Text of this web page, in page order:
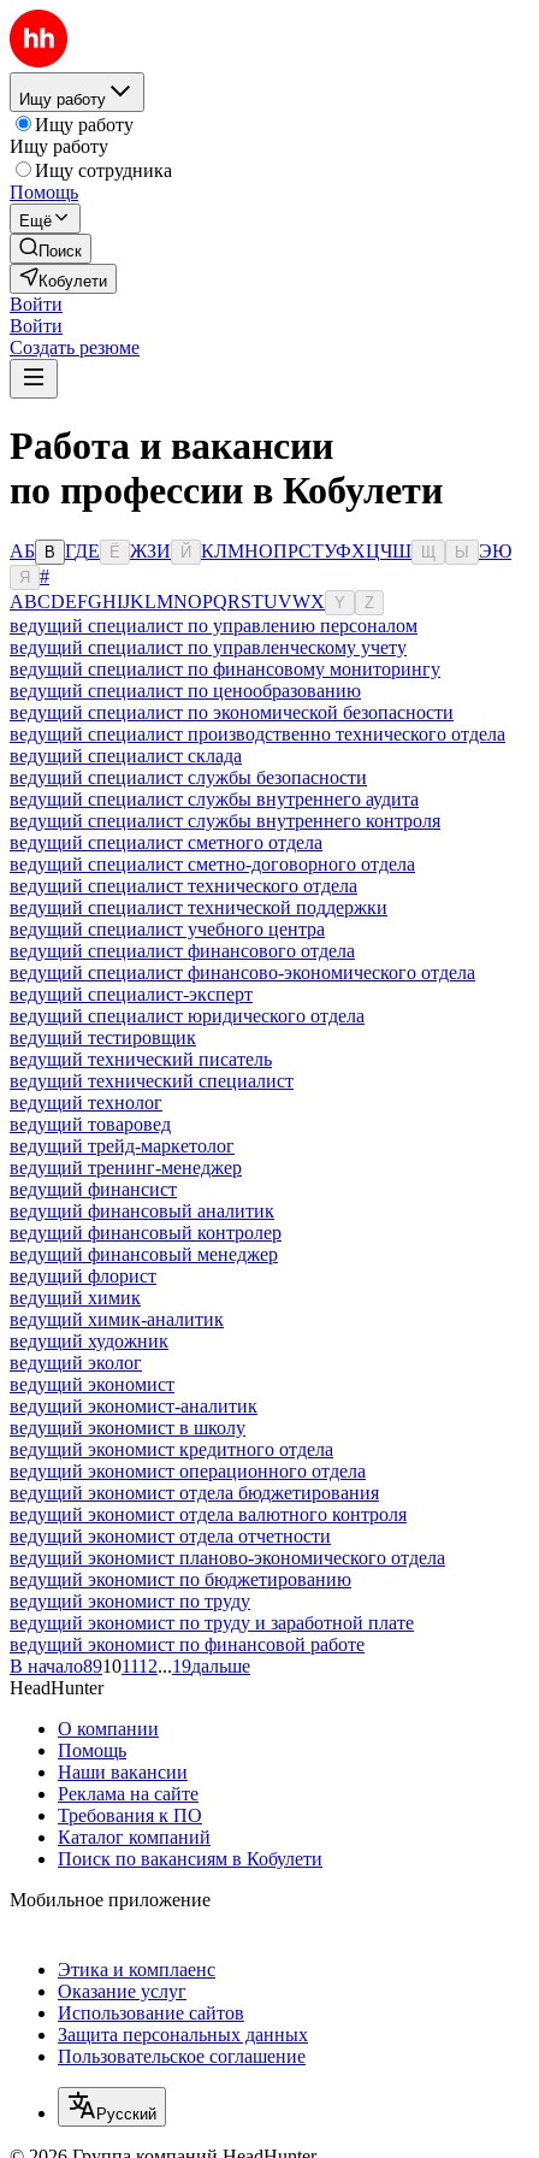
Ищу работу
Ищу работу
Ищу работу
Ищу сотрудника
Помощь
Ещё
Поиск
Кобулети
Войти
Войти
Создать резюме
Работа и вакансии
по профессии в Кобулети
АБ В ГДЕ Ё ЖЗИ Й КЛМНОПРСТУФХЦЧШ Ы ЭЮ
Я
#
ABCDEFGHIJKLMNOPQRSTUVWX Y Z
ведущий специалист по управлению персоналом
ведущий специалист по управленческому учету
ведущий специалист по финансовому мониторингу
ведущий специалист по ценообразованию
ведущий специалист по экономической безопасности
ведущий специалист производственно технического отдела
ведущий специалист склада
ведущий специалист службы безопасности
ведущий специалист службы внутреннего аудита
ведущий специалист службы внутреннего контроля
ведущий специалист сметного отдела
ведущий специалист сметно-договорного отдела
ведущий специалист технического отдела
ведущий специалист технической поддержки
ведущий специалист учебного центра
ведущий специалист финансового отдела
ведущий специалист финансово-экономического отдела
ведущий специалист-эксперт
ведущий специалист юридического отдела
ведущий тестировщик
ведущий технический писатель
ведущий технический специалист
ведущий технолог
ведущий товаровед
ведущий трейд-маркетолог
ведущий тренинг-менеджер
ведущий финансист
ведущий финансовый аналитик
ведущий финансовый контролер
ведущий финансовый менеджер
ведущий флорист
ведущий химик
ведущий химик-аналитик
ведущий художник
ведущий эколог
ведущий экономист
ведущий экономист-аналитик
ведущий экономист в школу
ведущий экономист кредитного отдела
ведущий экономист операционного отдела
ведущий экономист отдела бюджетирования
ведущий экономист отдела валютного контроля
ведущий экономист отдела отчетности
ведущий экономист планово-экономического отдела
ведущий экономист по бюджетированию
ведущий экономист по труду
ведущий экономист по труду и заработной плате
ведущий экономист по финансовой работе
В начало89101112...19дальше
HeadHunter
О компании
Помощь
Наши вакансии
Реклама на сайте
Требования к ПО
Каталог компаний
Поиск по вакансиям в Кобулети
Мобильное приложение
Этика и комплаенс
Оказание услуг
Использование сайтов
Защита персональных данных
Пользовательское соглашение
Русский